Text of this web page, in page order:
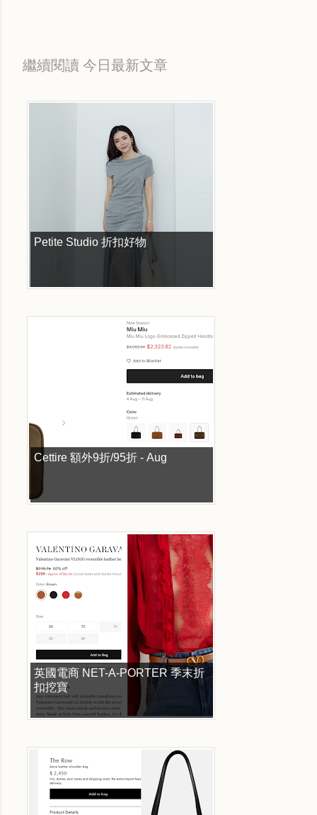
繼續閱讀 今日最新文章
Petite Studio 折扣好物
Cettire 額外9折/95折 - Aug
英國電商 NET-A-PORTER 季末折
扣挖寶